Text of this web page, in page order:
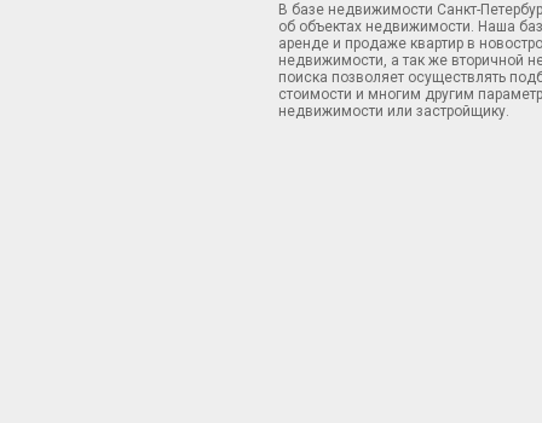
В базе недвижимости Санкт-
об объектах недвижимости. Наша
аренде и продаже квартир в
недвижимости, а так же вторичной
поиска позволяет осуществлять
стоимости и многим другим
недвижимости или застройщику.